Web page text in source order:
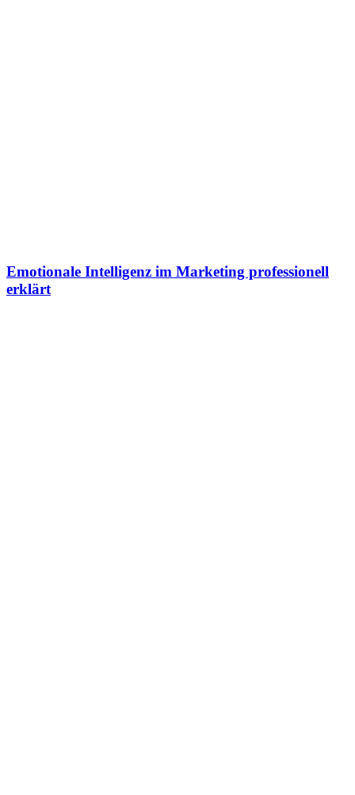
Emotionale Intelligenz im Marketing professionell
erklärt